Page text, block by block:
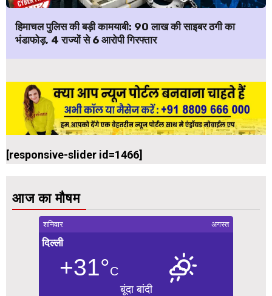
हिमाचल पुलिस की बड़ी कामयाबी: ₹90 लाख की साइबर ठगी का
भंडाफोड़, 4 राज्यों से 6 आरोपी गिरफ्तार
[responsive-slider id=1466]
आज का मौषम
शनिवार अगस्त
दिल्ली
+31°C
बूंदा बांदी